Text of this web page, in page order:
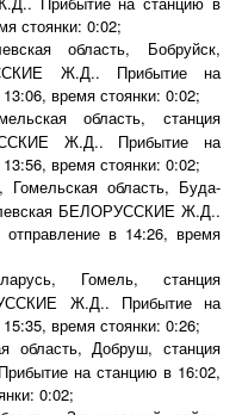
стоянки: 0:02;
область, Бобруйск,
Ж.Д.. Прибытие на
время стоянки: 0:02;
область, станция
Ж.Д.. Прибытие на
время стоянки: 0:02;
Гомельская область, Буда-
БЕЛОРУССКИЕ Ж.Д..
в 14:26, время
Гомель, станция
Ж.Д.. Прибытие на
время стоянки: 0:26;
область, Добруш, станция
на станцию в 16:02,
0:02;